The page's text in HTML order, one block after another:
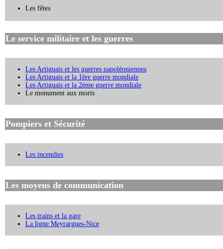
Les fêtes
Le service militaire et les guerres
Les Artiguais et les guerres napoléoniennes
Les Artiguais et la 1ère guerre mondiale
Les Artiguais et la 2ème guerre mondiale
Le monument aux morts
Pompiers et Sécurité
Les incendies
Les moyens de communication
Les trains et la gare
La ligne Meyrargues-Nice